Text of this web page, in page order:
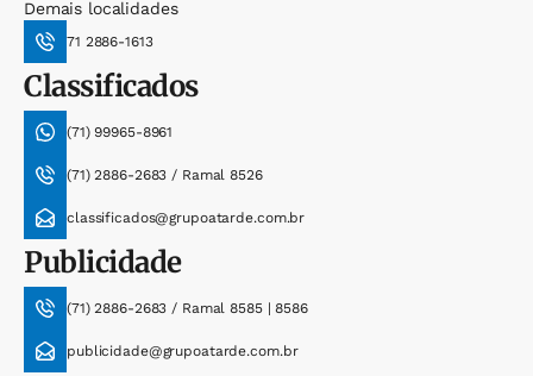
Demais localidades
71 2886-1613
Classificados
(71) 99965-8961
(71) 2886-2683 / Ramal 8526
classificados@grupoatarde.com.br
Publicidade
(71) 2886-2683 / Ramal 8585 | 8586
publicidade@grupoatarde.com.br